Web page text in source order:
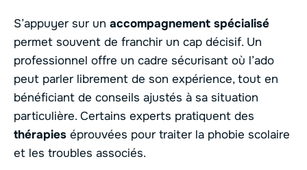
S’appuyer sur un accompagnement spécialisé
permet souvent de franchir un cap décisif. Un
professionnel offre un cadre sécurisant où l’ado
peut parler librement de son expérience, tout en
bénéficiant de conseils ajustés à sa situation
particulière. Certains experts pratiquent des
thérapies éprouvées pour traiter la phobie scolaire
et les troubles associés.